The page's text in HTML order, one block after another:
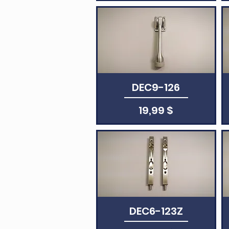
Aperçu rapide
DEC9-126
Prix
19,99 $
Aperçu rapide
DEC6-123Z